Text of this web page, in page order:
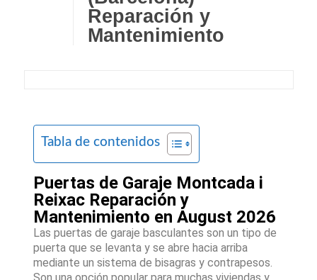
Reparación y
Mantenimiento
Tabla de contenidos
Puertas de Garaje Montcada i
Reixac Reparación y
Mantenimiento en August 2026
Las puertas de garaje basculantes son un tipo de
puerta que se levanta y se abre hacia arriba
mediante un sistema de bisagras y contrapesos.